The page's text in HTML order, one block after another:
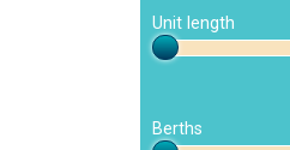
Unit length
Berths